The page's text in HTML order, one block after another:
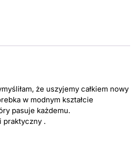
że uszyjemy całkiem nowy
w modnym kształcie
pasuje każdemu.
praktyczny .